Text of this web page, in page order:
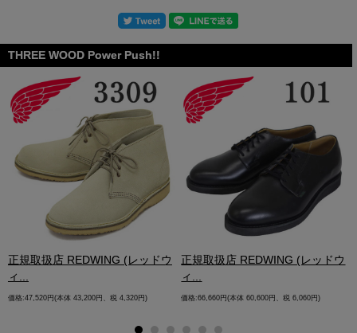
THREE WOOD Power Push!!
正規取扱店 REDWING (レッドウ
ィ...
価格:47,520円(本体 43,200円、税 4,320円)
正規取扱店 REDWING (レッドウ
ィ...
価格:66,660円(本体 60,600円、税 6,060円)